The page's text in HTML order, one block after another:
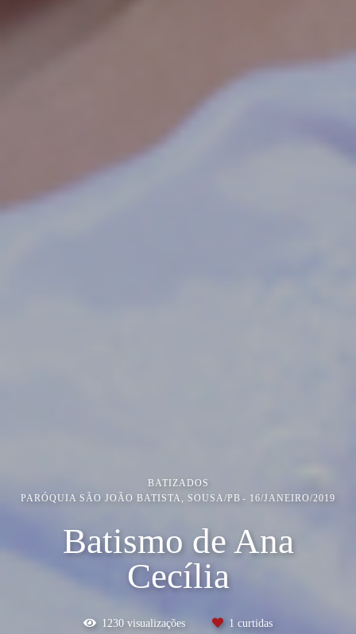
BATIZADOS
PARÓQUIA SÃO JOÃO BATISTA, SOUSA/PB
16/JANEIRO/2019
Batismo de Ana
Cecília
1230 visualizações 1 curtidas